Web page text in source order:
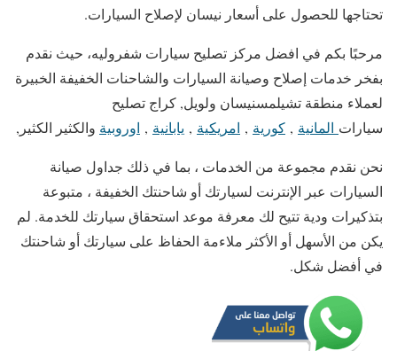
تحتاجها للحصول على أسعار نيسان لإصلاح السيارات.
مرحبًا بكم في افضل مركز تصليح سيارات شفروليه، حيث نقدم
بفخر خدمات إصلاح وصيانة السيارات والشاحنات الخفيفة الخبيرة
لعملاء منطقة تشيلمسنيسان ولويل, كراج تصليح
سيارات المانية , كورية , امريكية , يابانية , اوروبية والكثير الكثير,
نحن نقدم مجموعة من الخدمات ، بما في ذلك جداول صيانة
السيارات عبر الإنترنت لسيارتك أو شاحنتك الخفيفة ، متبوعة
بتذكيرات ودية تتيح لك معرفة موعد استحقاق سيارتك للخدمة. لم
يكن من الأسهل أو الأكثر ملاءمة الحفاظ على سيارتك أو شاحنتك
في أفضل شكل.